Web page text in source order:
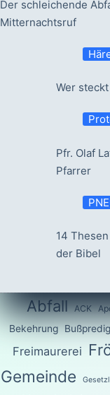
Der schleichende
Mitternachtsruf
Wer
Pfr. Olaf
Pfarrer
14
der Bibel
Abfall ACK
Bekehrung
Freimaurerei
Gemeinde